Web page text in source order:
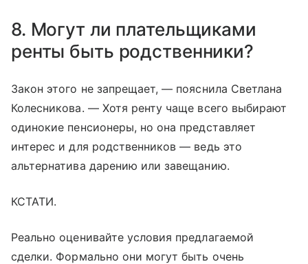
8. Могут ли плательщиками
ренты быть родственники?
Закон этого не запрещает, — пояснила Светлана
Колесникова. — Хотя ренту чаще всего выбирают
одинокие пенсионеры, но она представляет
интерес и для родственников — ведь это
альтернатива дарению или завещанию.
КСТАТИ.
Реально оценивайте условия предлагаемой
сделки. Формально они могут быть очень